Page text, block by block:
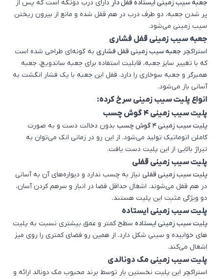
جعبه سیب زمینی ایستاده قفل دار دارای درب دوتکه است که پس از
پر شدن جعبه، دو طرف درب در هم قفل شده و مانع از بیرون ریختن
سیب زمینی می‌شود.
جعبه سیب زمینی قفل فشاری
استراکچر جعبه سیب زمینی قفل فشاری به گونه‌ای طراحی شده است
که با تغییر سایز جعبه، قابلیت استفاده برای جعبه ساندویچ، جعبه
همبرگر و جعبه سوخاری را دارد. قفل این جعبه با یک فشار انگشت به
آسانی باز می‌شود.
انواع پلیت سیب زمینی سرخ کرده:
پلیت سیب زمینی 4 گوش چسب
پلیت سیب زمینی 4 گوش چسب
بدون دخالت دست و به صورت
کاملن اتوماتیک تولید می‌شود. از این رو در زمانی انک می‌توان به
تیراژ بالایی از این پلیت دست یافت.
پلیت سیب زمینی قفلی
پلیت سیب زمینی قفلی نیاز به چسب ندارد و دیواره‌های آن به آسانی
در هم قفل می‌شوند. اشغال حداقل فضا در انبار و سرهم کردن آسان،
دو ویژگی مثبت این پلیت هستند.
پلیت سیب زمینی ایستاده
پلیت سیب زمینی ایستاده سطح کمتر و عمق بیشتری نسبت به پلیت
های خوابیده و سینی شکل دارد. از همین رو فضای کمتری را روی میز
اشغال می‌کند.
پلیت سیب زمینی مک دونالدی
استراکچر این پلیت نخستین بار توسط برند محبوب مک دونالد ارائه و